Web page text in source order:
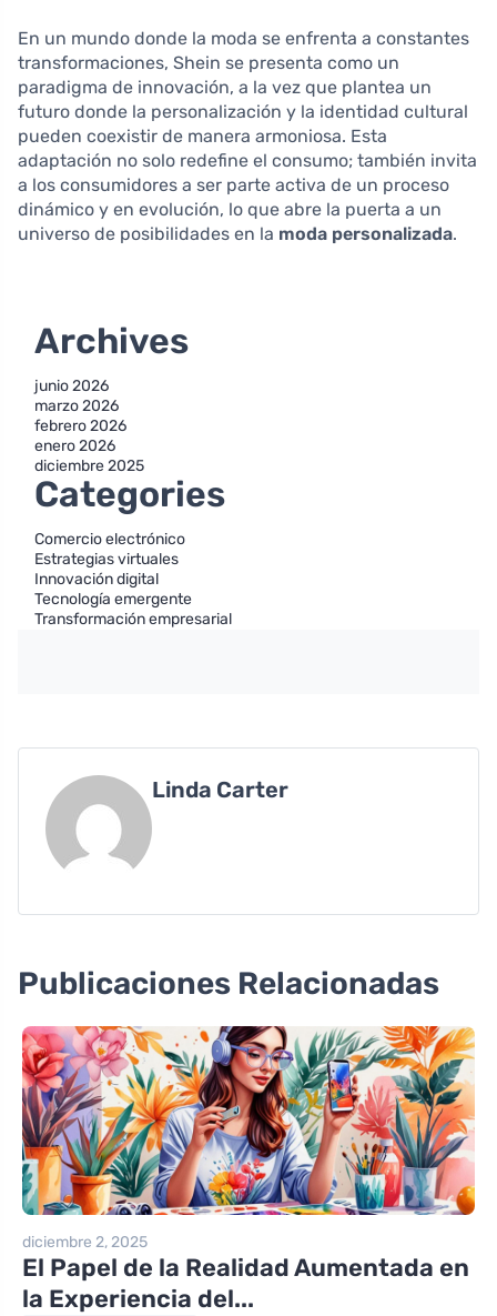
En un mundo donde la moda se enfrenta a constantes
transformaciones, Shein se presenta como un
paradigma de innovación, a la vez que plantea un
futuro donde la personalización y la identidad cultural
pueden coexistir de manera armoniosa. Esta
adaptación no solo redefine el consumo; también invita
a los consumidores a ser parte activa de un proceso
dinámico y en evolución, lo que abre la puerta a un
universo de posibilidades en la moda personalizada.
Archives
junio 2026
marzo 2026
febrero 2026
enero 2026
diciembre 2025
Categories
Comercio electrónico
Estrategias virtuales
Innovación digital
Tecnología emergente
Transformación empresarial
Linda Carter
Publicaciones Relacionadas
diciembre 2, 2025
El Papel de la Realidad Aumentada en
la Experiencia del...